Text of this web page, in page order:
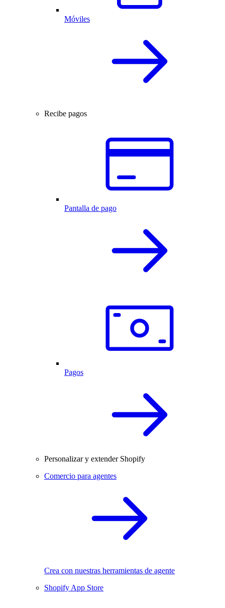
Móviles
Recibe pagos
Pantalla de pago
Pagos
Personalizar y extender Shopify
Comercio para agentes
Crea con nuestras herramientas de agente
Shopify App Store